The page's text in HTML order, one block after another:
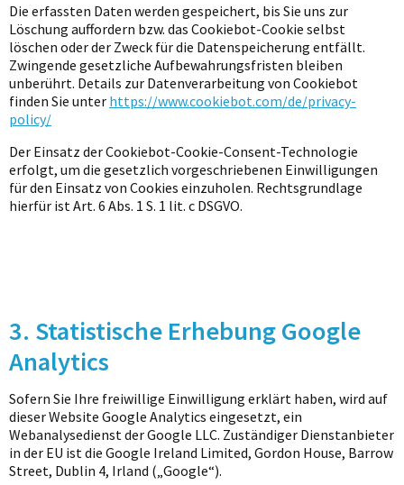
Die erfassten Daten werden gespeichert, bis Sie uns zur
Löschung auffordern bzw. das Cookiebot-Cookie selbst
löschen oder der Zweck für die Datenspeicherung entfällt.
Zwingende gesetzliche Aufbewahrungsfristen bleiben
unberührt. Details zur Datenverarbeitung von Cookiebot
finden Sie unter https://www.cookiebot.com/de/privacy-
policy/
Der Einsatz der Cookiebot-Cookie-Consent-Technologie
erfolgt, um die gesetzlich vorgeschriebenen Einwilligungen
für den Einsatz von Cookies einzuholen. Rechtsgrundlage
hierfür ist Art. 6 Abs. 1 S. 1 lit. c DSGVO.
3. Statistische Erhebung Google
Analytics
Sofern Sie Ihre freiwillige Einwilligung erklärt haben, wird auf
dieser Website Google Analytics eingesetzt, ein
Webanalysedienst der Google LLC. Zuständiger Dienstanbieter
in der EU ist die Google Ireland Limited, Gordon House, Barrow
Street, Dublin 4, Irland („Google“).